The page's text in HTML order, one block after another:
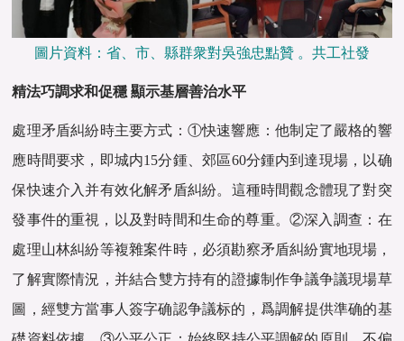
圖片資料：省、市、縣群衆對吳強忠點贊 。共工社發
精法巧調求和促穩 顯示基層善治水平
處理矛盾糾紛時主要方式：①快速響應‌：‌他制定了嚴格的響
應時間要求，‌即城内15分鍾、‌郊區60分鍾内到達現場，‌以确
保快速介入并有效化解矛盾糾紛。‌這種時間觀念體現了對突
發事件的重視，‌以及對時間和生命的尊重。‌②深入調查‌：‌在
處理山林糾紛等複雜案件時，‌必須勘察矛盾糾紛實地現場，‌
了解實際情況，‌并結合雙方持有的證據制作争議争議現場草
圖，經雙方當事人簽字确認争議标的，‌爲調解提供準确的基